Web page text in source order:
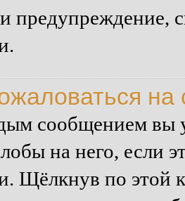
предупреждение,
сообщением вы
на него, если
Щёлкнув по этой